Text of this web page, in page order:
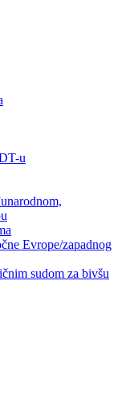
u
Evrope/zapadnog
sudom za bivšu